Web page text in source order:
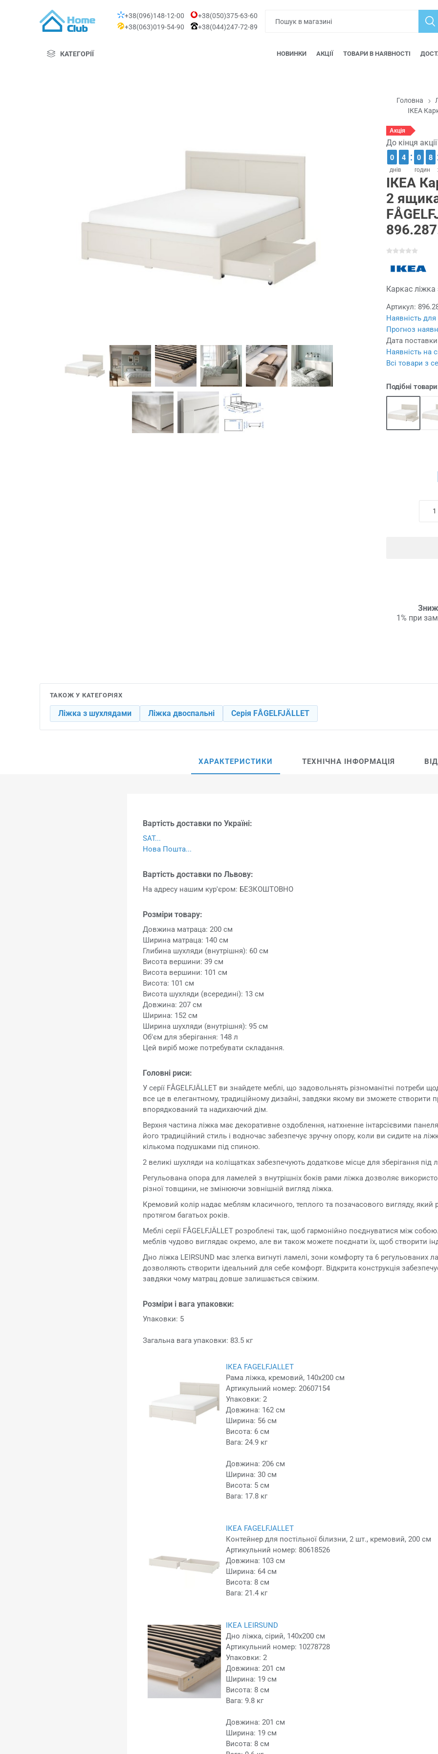
+38(096)148-12-00
+38(050)375-63-60
+38(063)019-54-90
+38(044)247-72-89
КАТЕГОРІЇ НОВИНКИ АКЦІЇ ТОВАРИ В НАЯВНОСТІ
Головна
ІКЕА
Акція
До кінця
днів
9
9
0
0 3
3
4
4
годин
9
9
0
0 7
7
8
8
ІКЕА
2
Каркас
Артикул:
Наявність
Прогноз
Дата
Наявність на
Всі товари з
Подібні
1% при
ТАКОЖ У КАТЕГОРІЯХ
Ліжка з шухлядами Ліжка двоспальні Серія FÅGELFJÄLLET
ХАРАКТЕРИСТИКИ ТЕХНІЧНА ІНФОРМАЦІЯ
Вартість доставки по Україні:
SAT...
Нова Пошта...
Вартість доставки по Львову:
На адресу нашим кур'єром: БЕЗКОШТОВНО
Розміри товару:
Довжина матраца: 200 см
Ширина матраца: 140 см
Глибина шухляди (внутрішня): 60 см
Висота вершини: 39 см
Висота вершини: 101 см
Висота: 101 см
Висота шухляди (всередині): 13 см
Довжина: 207 см
Ширина: 152 см
Ширина шухляди (внутрішня): 95 см
Об'єм для зберігання: 148 л
Цей виріб може потребувати складання.
Головні риси:
У серії FÅGELFJÄLLET ви знайдете меблі, що задовольнять різноманітні потреби
все це в елегантному, традиційному дизайні, завдяки якому ви зможете створити
впорядкований та надихаючий дім.
Верхня частина ліжка має декоративне оздоблення, натхненне інтарсієвими
його традиційний стиль і водночас забезпечує зручну опору, коли ви сидите на
кількома подушками під спиною.
2 великі шухляди на коліщатках забезпечують додаткове місце для зберігання під
Регульована опора для ламелей з внутрішніх боків рами ліжка дозволяє
різної товщини, не змінюючи зовнішній вигляд ліжка.
Кремовий колір надає меблям класичного, теплого та позачасового вигляду,
протягом багатьох років.
Меблі серії FÅGELFJÄLLET розроблені так, щоб гармонійно поєднуватися між
меблів чудово виглядає окремо, але ви також можете поєднати їх, щоб створити
Дно ліжка LEIRSUND має злегка вигнуті ламелі, зони комфорту та 6 регульованих
дозволяють створити ідеальний для себе комфорт. Відкрита конструкція
завдяки чому матрац довше залишається свіжим.
Розміри і вага упаковки:
Упаковки: 5
Загальна вага упаковки: 83.5 кг
ІКЕА FAGELFJALLET
Рама ліжка, кремовий, 140x200 см
Артикульний номер: 20607154
Упаковки: 2
Довжина: 162 см
Ширина: 56 см
Висота: 6 см
Вага: 24.9 кг
Довжина: 206 см
Ширина: 30 см
Висота: 5 см
Вага: 17.8 кг
ІКЕА FAGELFJALLET
Контейнер для постільної білизни, 2 шт., кремовий, 200 см
Артикульний номер: 80618526
Довжина: 103 см
Ширина: 64 см
Висота: 8 см
Вага: 21.4 кг
ІКЕА LEIRSUND
Дно ліжка, сірий, 140x200 см
Артикульний номер: 10278728
Упаковки: 2
Довжина: 201 см
Ширина: 19 см
Висота: 8 см
Вага: 9.8 кг
Довжина: 201 см
Ширина: 19 см
Висота: 8 см